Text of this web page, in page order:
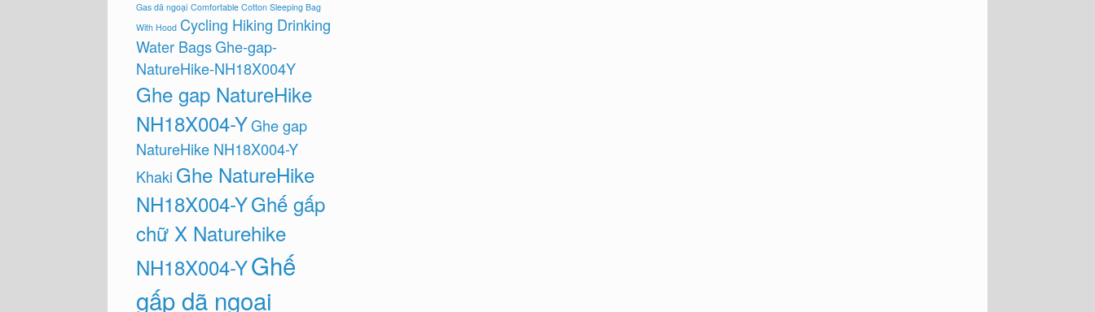
Gas dã ngoại Comfortable Cotton Sleeping Bag
With Hood Cycling Hiking Drinking
Water BagsGhe-gap-
NatureHike-NH18X004Y
Ghe gap NatureHike
NH18X004-YGhe gap
NatureHike NH18X004-Y
Khaki Ghe NatureHike
NH18X004-YGhế gấp
chữ X Naturehike
NH18X004-YGhế
gấp dã ngoại